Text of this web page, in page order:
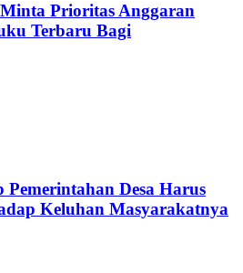
Prioritas Anggaran
Terbaru Bagi
Desa Harus
Keluhan Masyarakatnya